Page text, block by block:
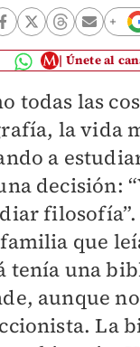
Únete al
todas las
la vida
a
decisión:
filosofía”.
que
tenía una
aunque
La